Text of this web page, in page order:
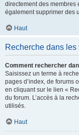
directement des membres
également supprimer des
Haut
Recherche dans les
Comment rechercher
Saisissez un terme à
pages d’index, de forums
en cliquant sur le lien «
du forum. L’accès à la
utilisés.
Haut